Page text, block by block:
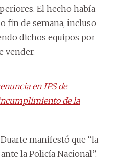
El hecho había
fin de semana, incluso
dichos equipos por
vender.
en IPS de
de la
manifestó que “la
la Policía Nacional”.